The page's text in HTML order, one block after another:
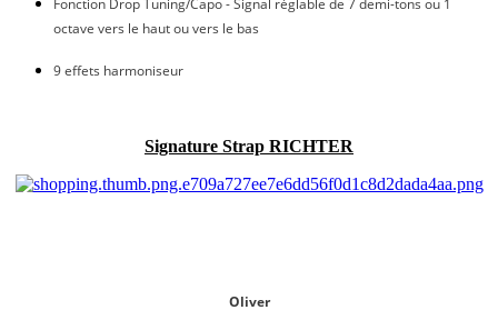
Fonction Drop Tuning/Capo - Signal réglable de 7 demi-tons ou 1
octave vers le haut ou vers le bas
9 effets harmoniseur
Signature Strap RICHTER
Oliver